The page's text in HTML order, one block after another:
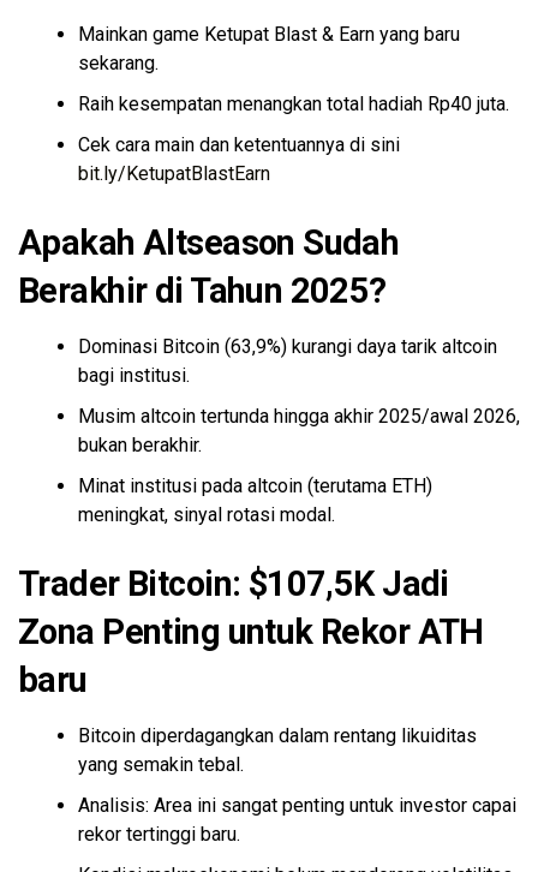
Mainkan game Ketupat Blast & Earn yang baru
sekarang.
Raih kesempatan menangkan total hadiah Rp40 juta.
Cek cara main dan ketentuannya di sini
bit.ly/KetupatBlastEarn
Apakah Altseason Sudah
Berakhir di Tahun 2025?
Dominasi Bitcoin (63,9%) kurangi daya tarik altcoin
bagi institusi.
Musim altcoin tertunda hingga akhir 2025/awal 2026,
bukan berakhir.
Minat institusi pada altcoin (terutama ETH)
meningkat, sinyal rotasi modal.
Trader Bitcoin: $107,5K Jadi
Zona Penting untuk Rekor ATH
baru
Bitcoin diperdagangkan dalam rentang likuiditas
yang semakin tebal.
Analisis: Area ini sangat penting untuk investor capai
rekor tertinggi baru.